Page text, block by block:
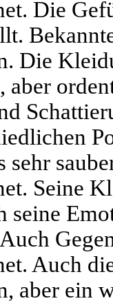
Die
Die
aber
sehr
Seine
seine
Auch
aber ein